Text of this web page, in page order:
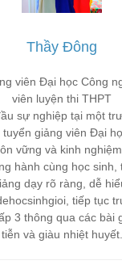
Thầy Đông
viên Đại học Công
viên luyện thi THPT
sự nghiệp tại một
giảng viên Đại
vững và kinh
hành cùng học sinh,
dạy rõ ràng, dễ
tiếp tục
3 thông qua các bài
tiễn và giàu nhiệt huyết.